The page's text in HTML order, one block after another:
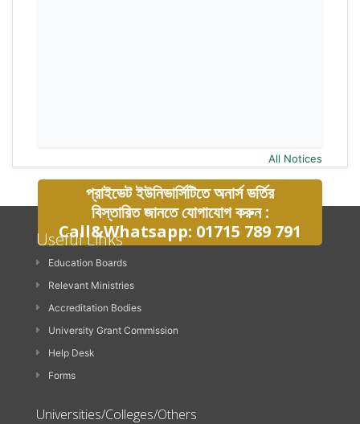
All Notices
প্রাইভেট ইউনিভার্সিটিতে অনার্স ভর্তির
বিস্তারিত জানতে যোগাযোগ করুন :
Call&Whatsapp: 01715 789 791
Useful Links
Education Boards
Relevant Ministries
Accreditation Bodies
University Grant Commission
Help Desk
Forms
Universities/Colleges/Others